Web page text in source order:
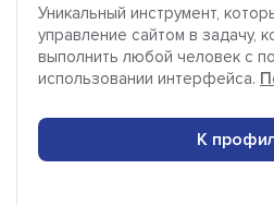
Уникальный инструмент,
управление сайтом в задачу,
выполнить любой человек с
использовании интерфейса.
К